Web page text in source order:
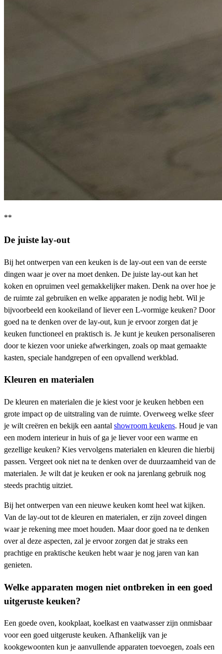
**
De juiste lay-out
Bij het ontwerpen van een keuken is de lay-out een van de eerste
dingen waar je over na moet denken. De juiste lay-out kan het
koken en opruimen veel gemakkelijker maken. Denk na over hoe je
de ruimte zal gebruiken en welke apparaten je nodig hebt. Wil je
bijvoorbeeld een kookeiland of liever een L-vormige keuken? Door
goed na te denken over de lay-out, kun je ervoor zorgen dat je
keuken functioneel en praktisch is. Je kunt je keuken personaliseren
door te kiezen voor unieke afwerkingen, zoals op maat gemaakte
kasten, speciale handgrepen of een opvallend werkblad.
Kleuren en materialen
De kleuren en materialen die je kiest voor je keuken hebben een
grote impact op de uitstraling van de ruimte. Overweeg welke sfeer
je wilt creëren en bekijk een aantal showroom keukens. Houd je van
een modern interieur in huis of ga je liever voor een warme en
gezellige keuken? Kies vervolgens materialen en kleuren die hierbij
passen. Vergeet ook niet na te denken over de duurzaamheid van de
materialen. Je wilt dat je keuken er ook na jarenlang gebruik nog
steeds prachtig uitziet.
Bij het ontwerpen van een nieuwe keuken komt heel wat kijken.
Van de lay-out tot de kleuren en materialen, er zijn zoveel dingen
waar je rekening mee moet houden. Maar door goed na te denken
over al deze aspecten, zal je ervoor zorgen dat je straks een
prachtige en praktische keuken hebt waar je nog jaren van kan
genieten.
Welke apparaten mogen niet ontbreken in een goed
uitgeruste keuken?
Een goede oven, kookplaat, koelkast en vaatwasser zijn onmisbaar
voor een goed uitgeruste keuken. Afhankelijk van je
kookgewoonten kun je aanvullende apparaten toevoegen, zoals een